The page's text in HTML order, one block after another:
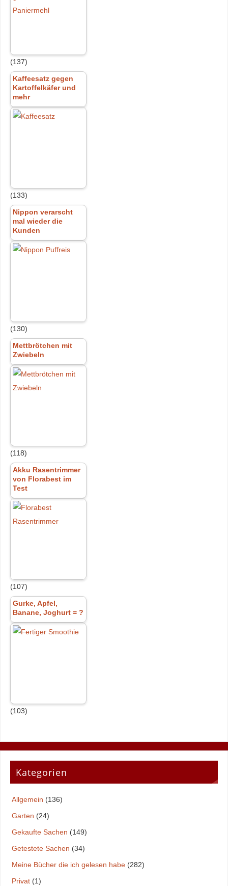
(137)
Kaffeesatz gegen
Kartoffelkäfer und
mehr
(133)
Nippon verarscht
mal wieder die
Kunden
(130)
Mettbrötchen mit
Zwiebeln
(118)
Akku Rasentrimmer
von Florabest im
Test
(107)
Gurke, Apfel,
Banane, Joghurt = ?
(103)
Kategorien
Allgemein (136)
Garten (24)
Gekaufte Sachen (149)
Getestete Sachen (34)
Meine Bücher die ich gelesen habe(282)
Privat(1)